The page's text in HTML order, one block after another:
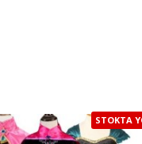
STOKTA